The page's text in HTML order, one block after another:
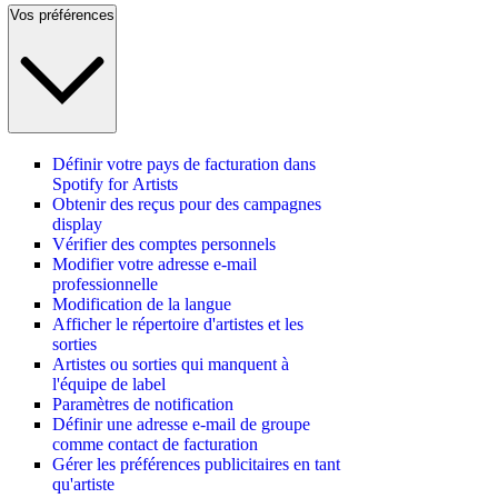
Vos préférences
Définir votre pays de facturation dans
Spotify for Artists
Obtenir des reçus pour des campagnes
display
Vérifier des comptes personnels
Modifier votre adresse e-mail
professionnelle
Modification de la langue
Afficher le répertoire d'artistes et les
sorties
Artistes ou sorties qui manquent à
l'équipe de label
Paramètres de notification
Définir une adresse e-mail de groupe
comme contact de facturation
Gérer les préférences publicitaires en tant
qu'artiste